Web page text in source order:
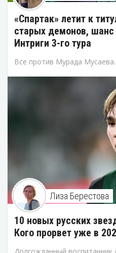
«Спартак» летит к
старых демонов, шанс
Интриги 3-го тура
Все против Мурада Мусаева.
Лиза Берестова
10 новых русских
Кого прорвет уже в
Долгожданный воспитанник